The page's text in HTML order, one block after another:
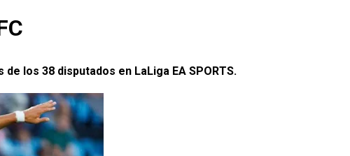
los 38 disputados en LaLiga EA SPORTS.